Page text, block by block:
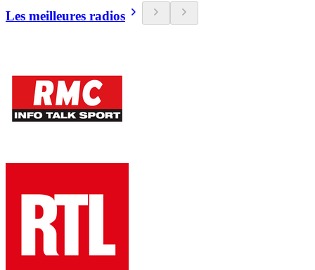
Les meilleures radios